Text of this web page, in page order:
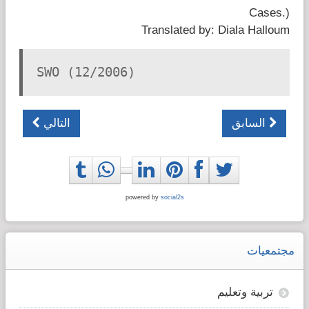
Cases.)
Translated by: Diala Halloum
SWO (12/2006)
السابق التالي
powered by social2s
مجتمعيات
تربية وتعليم